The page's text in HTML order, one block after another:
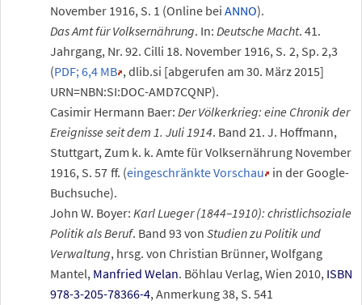
November 1916, S. 1 (Online beiANNO).
Das Amt für Volksernährung. In:Deutsche Macht. 41.
Jahrgang, Nr. 92. Cilli 18. November 1916, S. 2, Sp. 2,3
(PDF; 6,4 MB , dlib.si [abgerufen am 30. März 2015]
URN=NBN:SI:DOC-AMD7CQNP).
Casimir Hermann Baer:Der Völkerkrieg: eine Chronik der
Ereignisse seit dem 1. Juli 1914. Band 21. J. Hoffmann,
Stuttgart, Zum k. k. Amte für Volksernährung November
1916, S. 57 ff. (eingeschränkte Vorschau in der Google-
Buchsuche).
John W. Boyer:Karl Lueger (1844–1910): christlichsoziale
Politik als Beruf. Band 93 vonStudien zu Politik und
Verwaltung, hrsg. von Christian Brünner, Wolfgang
Mantel, Manfried Welan. Böhlau Verlag, Wien 2010, ISBN
978-3-205-78366-4, Anmerkung 38, S. 541